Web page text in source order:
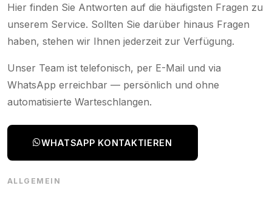
Hier finden Sie Antworten auf die häufigsten Fragen zu
unserem Service. Sollten Sie darüber hinaus Fragen
haben, stehen wir Ihnen jederzeit zur Verfügung.
Unser Team ist telefonisch, per E-Mail und via
WhatsApp erreichbar — persönlich und ohne
automatisierte Warteschlangen.
WHATSAPP KONTAKTIEREN
ALLGEMEIN